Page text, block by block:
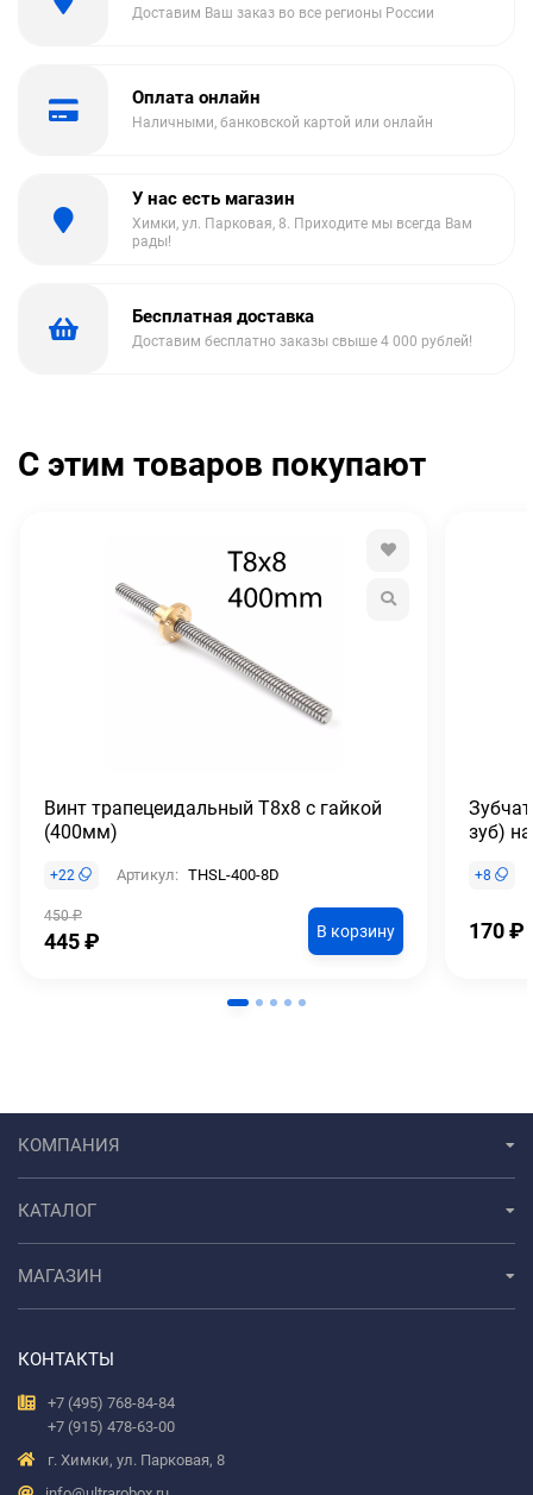
Доставим Ваш заказ во все регионы России
Оплата онлайн
Наличными, банковской картой или онлайн
У нас есть магазин
Химки, ул. Парковая, 8. Приходите мы всегда Вам
рады!
Бесплатная доставка
Доставим бесплатно заказы свыше 4 000 рублей!
С этим товаров покупают
Винт трапецеидальный T8x8 с гайкой
(400мм)
+22 Артикул: THSL-400-8D
450₽
445₽ В корзину
зуб)
+8
170₽
КОМПАНИЯ
КАТАЛОГ
МАГАЗИН
КОНТАКТЫ
+7 (495) 768-84-84
+7 (915) 478-63-00
г. Химки, ул. Парковая, 8